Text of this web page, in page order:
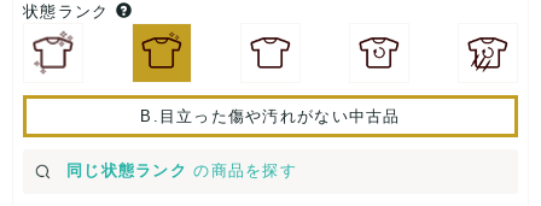
状態ランク
B.目立った傷や汚れがない中古品
同じ状態ランク の商品を探す